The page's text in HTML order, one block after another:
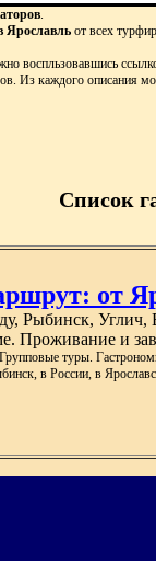
.
Ярославль от всех
воспльзовавшись
Из каждого описания
Список
от
Рыбинск,
Проживание и
туры.
в России, в